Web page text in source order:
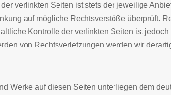
verlinkten Seiten ist stets der jeweilige
auf mögliche Rechtsverstöße überprüft.
Kontrolle der verlinkten Seiten ist
von Rechtsverletzungen werden wir
Werke auf diesen Seiten unterliegen dem